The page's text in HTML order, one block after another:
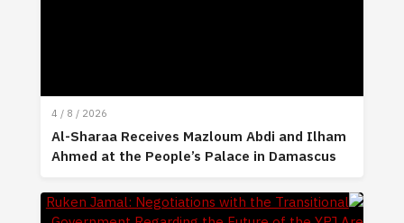
4 / 8 / 2026
Al-Sharaa Receives Mazloum Abdi and Ilham
Ahmed at the People’s Palace in Damascus